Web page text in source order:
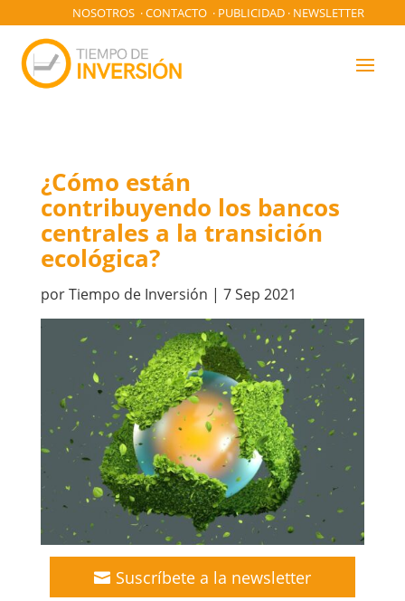
NOSOTROS ·CONTACTO · PUBLICIDAD · NEWSLETTER
¿Cómo están
contribuyendo los bancos
centrales a la transición
ecológica?
porTiempo de Inversión | 7 Sep 2021
Suscríbete a la newsletter